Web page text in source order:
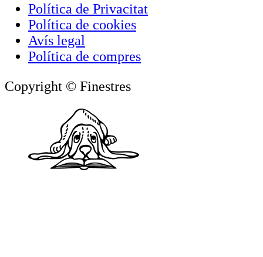
Política de Privacitat
Política de cookies
Avís legal
Política de compres
Copyright © Finestres